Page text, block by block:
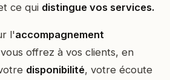
ce qui distingue vos services.
l'accompagnement
offrez à vos clients, en
disponibilité, votre écoute